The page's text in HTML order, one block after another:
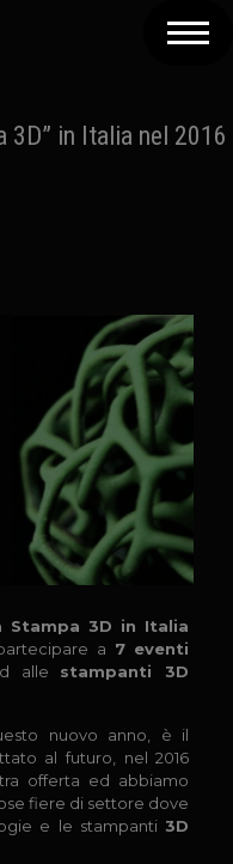
3D” in Italia nel 2016
Stampa 3D in Italia
a 7 eventi
alle stampanti 3D
nuovo anno, è il
al futuro, nel 2016
offerta ed abbiamo
fiere di settore dove
e le stampanti 3D